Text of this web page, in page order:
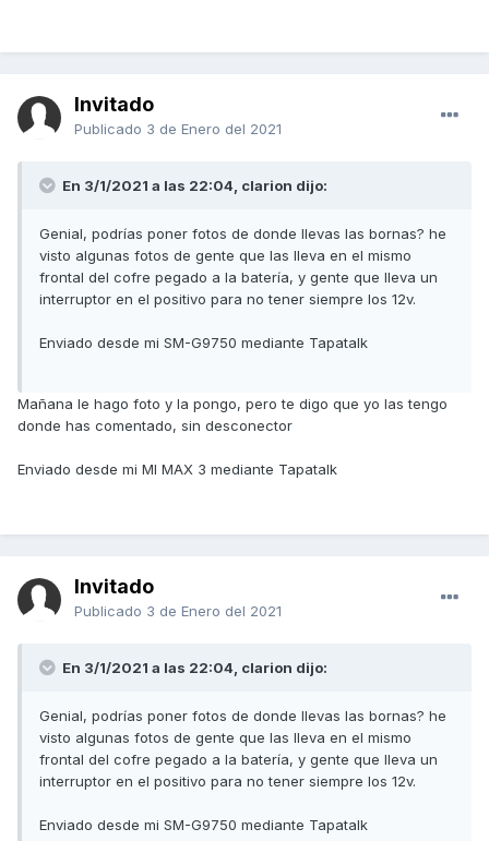
Invitado
Publicado 3 de Enero del 2021
En 3/1/2021 a las 22:04, clarion dijo:
Genial, podrías poner fotos de donde llevas las bornas? he
visto algunas fotos de gente que las lleva en el mismo
frontal del cofre pegado a la batería, y gente que lleva un
interruptor en el positivo para no tener siempre los 12v.
Enviado desde mi SM-G9750 mediante Tapatalk
Mañana le hago foto y la pongo, pero te digo que yo las tengo
donde has comentado, sin desconector
Enviado desde mi MI MAX 3 mediante Tapatalk
Invitado
Publicado 3 de Enero del 2021
En 3/1/2021 a las 22:04, clarion dijo:
Genial, podrías poner fotos de donde llevas las bornas? he
visto algunas fotos de gente que las lleva en el mismo
frontal del cofre pegado a la batería, y gente que lleva un
interruptor en el positivo para no tener siempre los 12v.
Enviado desde mi SM-G9750 mediante Tapatalk